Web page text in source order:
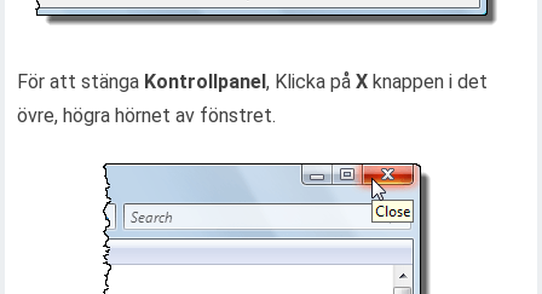
För att stänga Kontrollpanel, Klicka påX knappen i det
övre, högra hörnet av fönstret.